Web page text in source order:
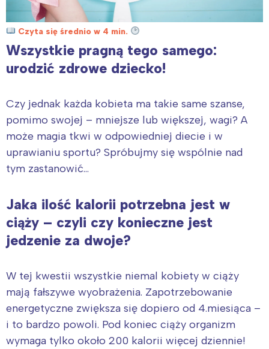
Czyta się średnio w 4 min.
Wszystkie pragną tego samego:
urodzić zdrowe dziecko!
Czy jednak każda kobieta ma takie same szanse,
pomimo swojej – mniejsze lub większej, wagi? A
może magia tkwi w odpowiedniej diecie i w
uprawianiu sportu? Spróbujmy się wspólnie nad
tym zastanowić…
Jaka ilość kalorii potrzebna jest w
ciąży – czyli czy konieczne jest
jedzenie za dwoje?
W tej kwestii wszystkie niemal kobiety w ciąży
mają fałszywe wyobrażenia. Zapotrzebowanie
energetyczne zwiększa się dopiero od 4.miesiąca –
i to bardzo powoli. Pod koniec ciąży organizm
wymaga tylko około 200 kalorii więcej dziennie!